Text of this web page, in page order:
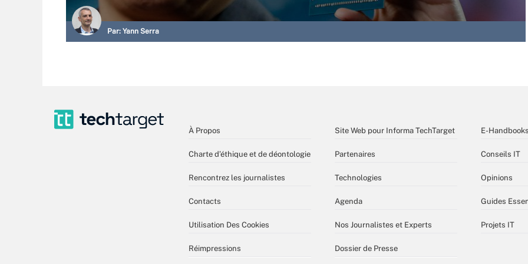
Par: Yann Serra
À Propos
Charte d’éthique et de déontologie
Rencontrez les journalistes
Contacts
Utilisation Des Cookies
Réimpressions
Site Web pour Informa TechTarget
Partenaires
Technologies
Agenda
Nos Journalistes et Experts
Dossier de Presse
E-Handbooks
Conseils IT
Opinions
Guides
Projets IT